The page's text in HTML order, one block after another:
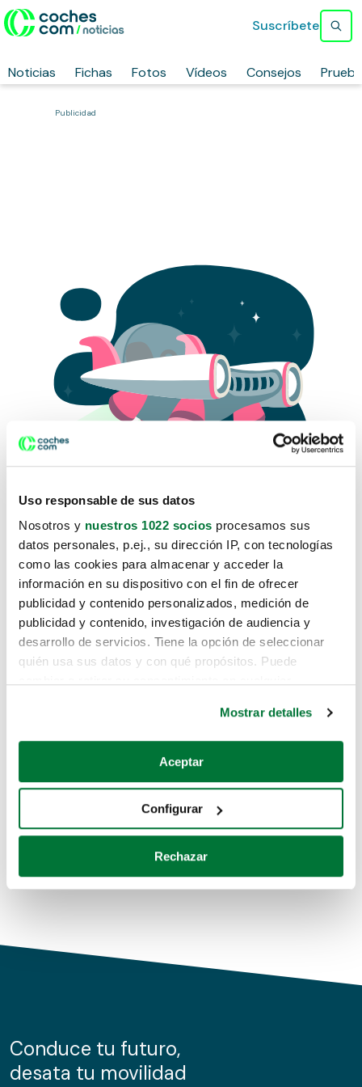
Uso responsable de sus datos
Nosotros y nuestros 1022 socios procesamos sus
datos personales, p.ej., su dirección IP, con tecnologías
como las cookies para almacenar y acceder la
información en su dispositivo con el fin de ofrecer
publicidad y contenido personalizados, medición de
publicidad y contenido, investigación de audiencia y
desarrollo de servicios. Tiene la opción de seleccionar
quién usa sus datos y con qué propósitos. Puede
Si lo permite, también quisiéramos:
Recopilar información sobre su ubicación geográfica
Identificar su dispositivo analizándolo activamente
para buscar características específicas (huellas
Obtenga más información sobre cómo se procesan sus
de cookies.
información sobre el uso que haga del sitio web con
nuestros partners de redes sociales, publicidad y análisis
Mostrar detalles
Aceptar
Configurar
Rechazar
Noticias Fichas Fotos Vídeos Consejos
Suscríbete
Publicidad
Lo sentimos, no sabemos como
te hemos traido hasta aquí.
Pero puedes encontrar el coche que estás
buscando en alguno de estos enlaces:
Coches de segunda mano
Coches de km0
Conduce tu futuro,
desata tu movilidad